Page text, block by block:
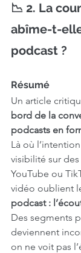
📉 2. La
abîme-t-
podcast ?
Résumé
Un article
bord de la
podcasts en
Là où
visibilité sur
YouTube ou
vidéo oublient
podcast :
Des segments
deviennent
on ne voit pas